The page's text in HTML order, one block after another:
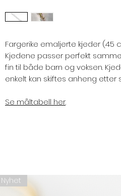
Fargerike emaljerte kjeder (45
Kjedene passer perfekt
fin til både barn og voksen.
enkelt kan skiftes anheng etter
Se måltabell her.
Nyhet